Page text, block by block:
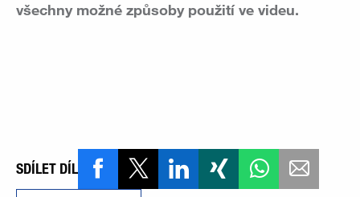
všechny možné způsoby použití ve videu.
SDÍLET DÍL